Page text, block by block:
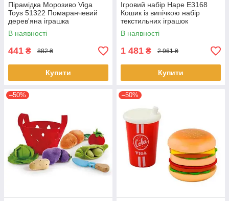
Пірамідка Морозиво Viga
Toys 51322 Помаранчевий
дерев'яна іграшка
В наявності
441 ₴ 882 ₴
Купити
Ігровий набір Hape E3168
Кошик із випічкою набір
текстильних іграшок
В наявності
1 481 ₴ 2 961 ₴
Купити
–50% –50%